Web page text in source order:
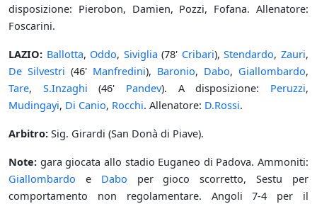
disposizione: Pierobon, Damien, Pozzi, Fofana. Allenatore:
Foscarini.
LAZIO: Ballotta, Oddo, Siviglia (78' Cribari),Stendardo,Zauri,
De Silvestri (46' Manfredini), Baronio, Dabo, Giallombardo,
Tare, S.Inzaghi (46' Pandev). A disposizione: Peruzzi,
Mudingayi, Di Canio, Rocchi. Allenatore: D.Rossi.
Arbitro: Sig. Girardi (San Donà di Piave).
Note: gara giocata allo stadio Euganeo di Padova. Ammoniti:
Giallombardo e Dabo per gioco scorretto, Sestu per
comportamento non regolamentare. Angoli 7-4 per il